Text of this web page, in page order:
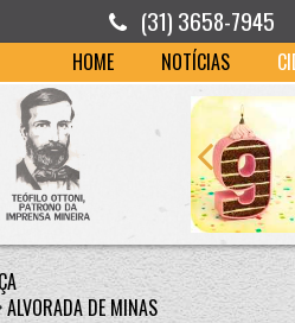
(31) 3658-7945
HOME NOTÍCIAS
ALVORADA DE MINAS